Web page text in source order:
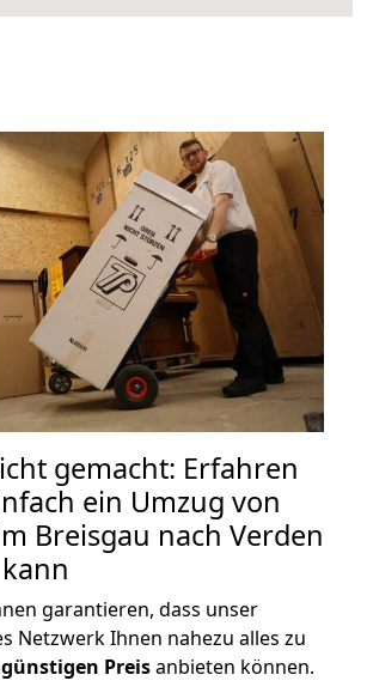
gemacht: Erfahren
ein Umzug von
Breisgau nach Verden
garantieren, dass unser
Netzwerk Ihnen nahezu alles zu
Preisanbieten können.